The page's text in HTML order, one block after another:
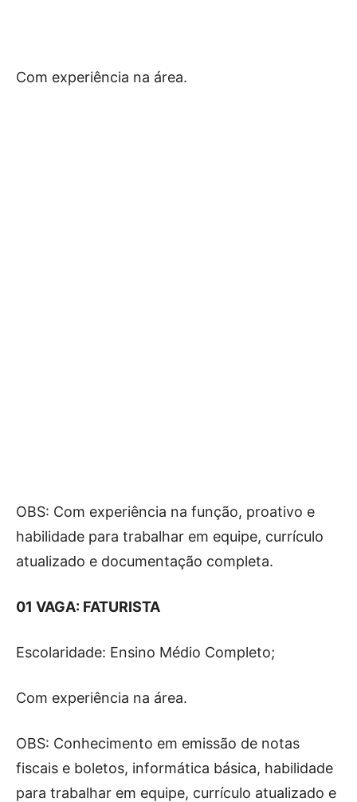
Com experiência na área.
OBS: Com experiência na função, proativo e
habilidade para trabalhar em equipe, currículo
atualizado e documentação completa.
01 VAGA: FATURISTA
Escolaridade: Ensino Médio Completo;
Com experiência na área.
OBS: Conhecimento em emissão de notas
fiscais e boletos, informática básica, habilidade
para trabalhar em equipe, currículo atualizado e